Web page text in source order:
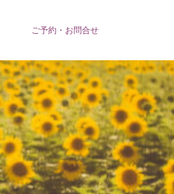
ご予約・お問合せ